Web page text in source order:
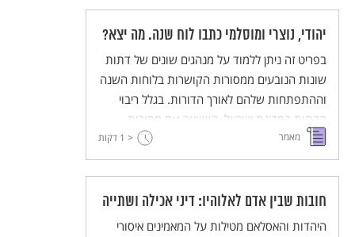
יהודי, נוצרי ומוסלמי כתבו לוח שנה. מה יצא?
בפריט זה ניתן ללמוד על מנהגים שונים של דתות
שונות הנובעים ממסורות הקושרות בלוחות השנה
וההתפתחות שלהם לאורך הדורות. בגלל ריבוי
הדתות במדינת ישראל, השוואה עם מסורות
שונות היא פתח להכרות ולהבנת המנהגים
השונים.
מאמר < 1 דקות
חובות שבין אדם לאלוהיו: דיני אכילה ושתייה
היהדות והאסלאם מטילות על המאמינים איסורי